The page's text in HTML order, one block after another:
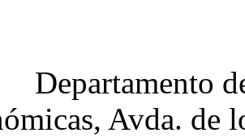
Departamento
Avda. de